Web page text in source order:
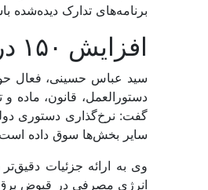
برنامه‌های تدارک‌ دیده‌شده
افزایش ۱۵۰ درصدی قیمت برق برای صنایع در سال ۱۴۰۲
گفت: نرخ‌‌‌گذاری دستوری
سایر بخش‌‌‌ها سوق داده